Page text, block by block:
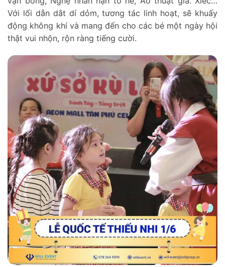
Với lối dẫn dắt dí dỏm, tương tác linh hoạt, sẽ khuấy
động không khí và mang đến cho các bé một ngày hội
thật vui nhộn, rộn ràng tiếng cười.